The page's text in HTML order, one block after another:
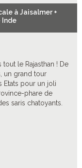
à Jaisalmer +
Inde
tout le Rajasthan ! De
un grand tour
Etats pour un joli
phare de
saris chatoyants.